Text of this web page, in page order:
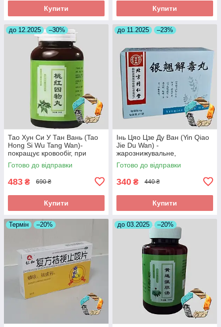
Купити Купити
до 12.2025 –30%
Тао Хун Си У Тан Вань (Tao
Hong Si Wu Tang Wan)-
покращує кровообіг, при
інсульті, головних болях
Готово до відправки
483 ₴ 690 ₴
Купити
до 11.2025 –23%
Інь Цяо Цзе Ду Ван (Yin Qiao
Jie Du Wan) -
жарознижувальне,
протизапальне,антиалергічне
Готово до відправки
340 ₴ 440 ₴
Купити
Термін –20% до 03.2025 –20%